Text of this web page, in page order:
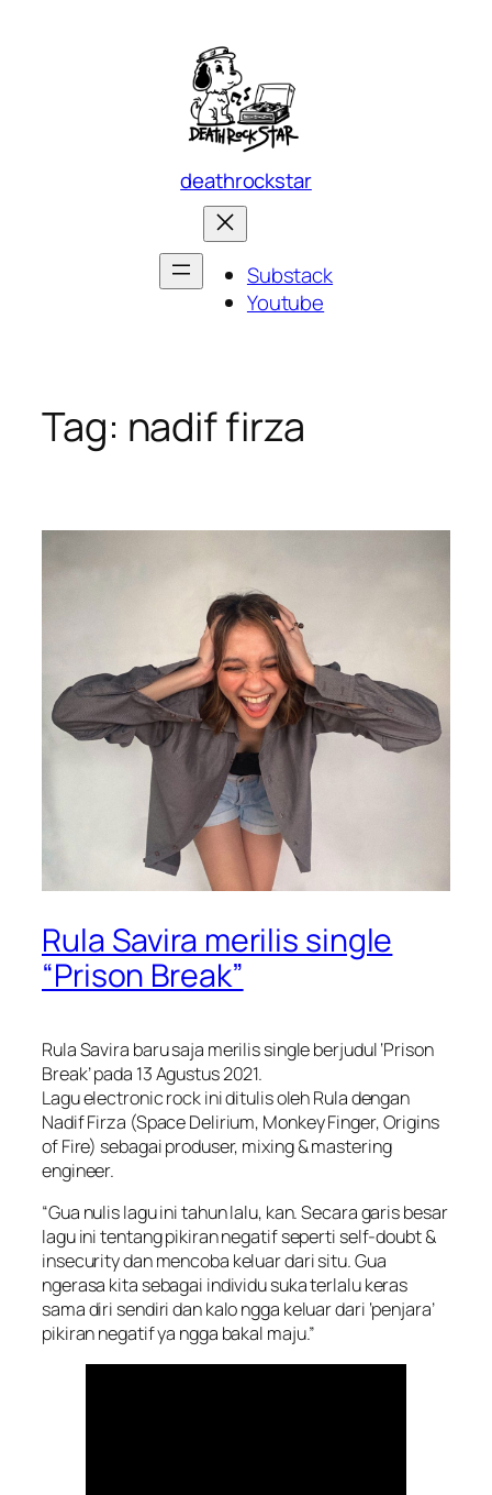
deathrockstar
Substack
Youtube
Tag: nadif firza
Rula Savira merilis single
“Prison Break”
Rula Savira baru saja merilis single berjudul ‘Prison
Break’ pada 13 Agustus 2021.
Lagu electronic rock ini ditulis oleh Rula dengan
Nadif Firza (Space Delirium, Monkey Finger, Origins
of Fire) sebagai produser, mixing & mastering
engineer.
“Gua nulis lagu ini tahun lalu, kan. Secara garis besar
lagu ini tentang pikiran negatif seperti self-doubt &
insecurity dan mencoba keluar dari situ. Gua
ngerasa kita sebagai individu suka terlalu keras
sama diri sendiri dan kalo ngga keluar dari ‘penjara’
pikiran negatif ya ngga bakal maju.”